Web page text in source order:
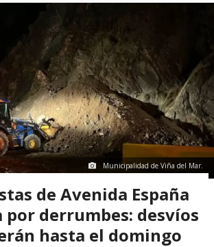
Municipalidad de Viña del Mar.
de Avenida España
por derrumbes: desvíos
hasta el domingo